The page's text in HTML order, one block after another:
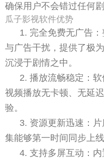
确保用户不会错过任何剧
瓜子影视软件优势
1. 完全免费无广告
与广告干扰，提供了极
沉浸于剧情之中。
2. 播放流畅稳定：
视频播放无卡顿、无延
验。
3. 资源更新迅速：
集能够第一时间同步上
4. 支持多屏互动：